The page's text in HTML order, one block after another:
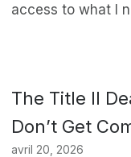
access to what I
The Title II
Don’t Get
avril 20, 2026